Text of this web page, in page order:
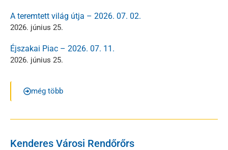
A teremtett világ útja – 2026. 07. 02.
2026. június 25.
Éjszakai Piac – 2026. 07. 11.
2026. június 25.
még több
Kenderes Városi Rendőrőrs